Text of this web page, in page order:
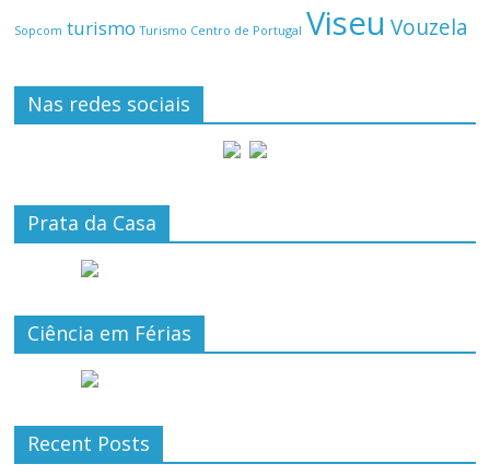
Sopcom turismo Turismo Centro de Portugal Viseu Vouzela
Nas redes sociais
Prata da Casa
Ciência em Férias
Recent Posts